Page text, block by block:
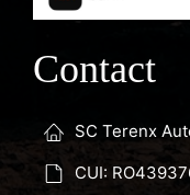
Contact
SC Terenx
CUI: